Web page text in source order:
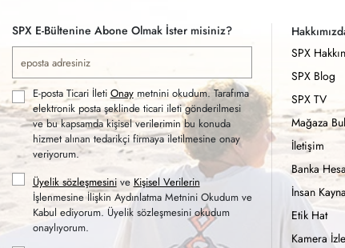
SPX E-Bültenine Abone Olmak İster misiniz?
E-posta Ticari İleti Onaymetnini okudum. Tarafıma
elektronik posta şeklinde ticari ileti gönderilmesi
ve bu kapsamda kişisel verilerimin bu konuda
hizmet alınan tedarikçi firmaya iletilmesine onay
veriyorum.
Üyelik sözleşmesinive Kişisel Verilerin
İşlenmesine İlişkin Aydınlatma Metnini Okudum ve
Kabul ediyorum. Üyelik sözleşmesini okudum
onaylıyorum.
SPX
SPX Blog
SPX TV
Mağaza Bul
İletişim
Banka
İnsan
Etik Hat
Kamera